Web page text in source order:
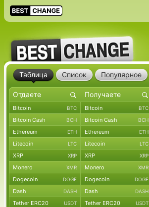
Таблица Список Популярное
Bitcoin BTC Bitcoin BTC
Bitcoin Cash BCH Bitcoin Cash BCH
Ethereum ETH Ethereum ETH
Litecoin LTC Litecoin LTC
XRP XRP XRP XRP
Monero XMR Monero XMR
Dogecoin DOGE Dogecoin DOGE
Dash DASH Dash DASH
Tether ERC20 USDT Tether ERC20 USDT